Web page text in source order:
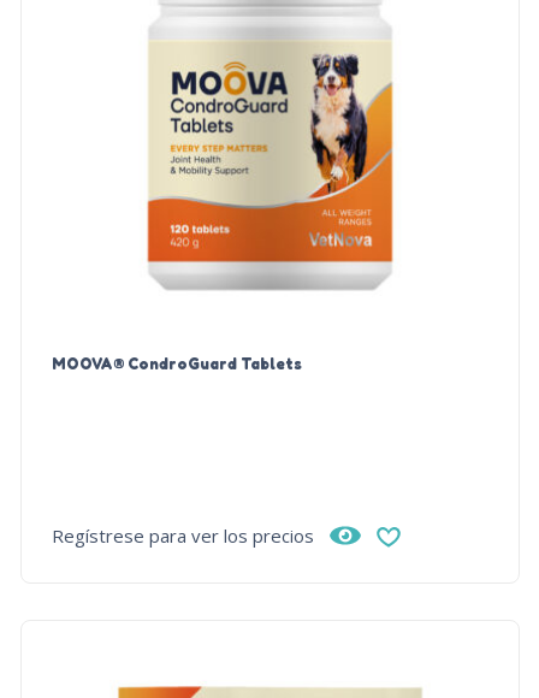
MOOVA® CondroGuard Tablets
Regístrese para ver los precios